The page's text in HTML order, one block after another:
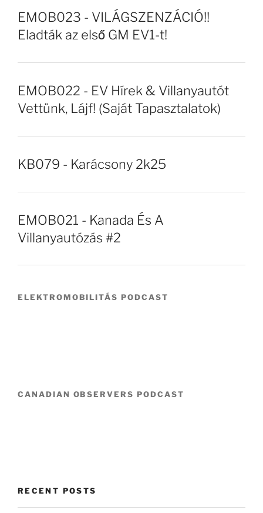
EMOB023 - VILÁGSZENZÁCIÓ!!
Eladták az első GM EV1-t!
EMOB022 - EV Hírek & Villanyautót
Vettünk, Lájf! (Saját Tapasztalatok)
KB079 - Karácsony 2k25
EMOB021 - Kanada És A
Villanyautózás #2
ELEKTROMOBILITÁS PODCAST
CANADIAN OBSERVERS PODCAST
RECENT POSTS